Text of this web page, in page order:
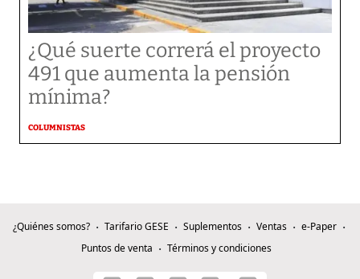
¿Qué suerte correrá el proyecto
491 que aumenta la pensión
mínima?
COLUMNISTAS
¿Quiénes somos? Tarifario GESE Suplementos Ventas
e-Paper
Puntos de venta
Términos y condiciones